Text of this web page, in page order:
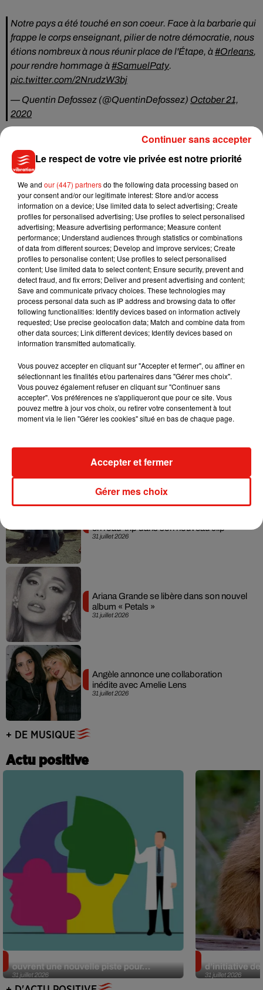
Notre pays a été touché en son coeur. Face à la barbarie qui
frappe le corps enseignant, pilier de notre démocratie, nous
étions nombreux à nous réunir place de l'Étape, à#Orleans,
pour rendre hommage à#SamuelPaty.
pic.twitter.com/2NrudzW3bj
— Quentin Defossez (@QuentinDefossez) October 21,
2020
Un cérémonie d’hommage national présidée par Emmanuel
Macron doit débuter à 19h30, dans la cour d’honneur de la
Sorbonne à Paris.
Musique
5 août 2026
Benny Blanco invite Selena Gomez et
Becky G sur son nouveau single
4 août 2026
live session solaire
4 août 2026
sa tournée mondiale
31 juillet 2026
en road-trip dans son nouveau clip
31 juillet 2026
Ariana Grande se libère dans son nouvel
album « Petals »
31 juillet 2026
Angèle annonce une collaboration
inédite avec Amelie Lens
+ DE MUSIQUE
Actu positive
31 juillet 2026
ouvrent une nouvelle piste pour...
31 juillet 2026
d’initiative
Le respect de votre vie privée est notre priorité
We and our (447) partnersdo the following data processing based on
your consent and/or our legitimate interest: Store and/or access
information on a device; Use limited data to select advertising; Create
profiles for personalised advertising; Use profiles to select personalised
advertising; Measure advertising performance; Measure content
performance; Understand audiences through statistics or combinations
of data from different sources; Develop and improve services; Create
profiles to personalise content; Use profiles to select personalised
content; Use limited data to select content; Ensure security, prevent and
detect fraud, and fix errors; Deliver and present advertising and content;
Save and communicate privacy choices. These technologies may
process personal data such as IP address and browsing data to offer
following functionalities: Identify devices based on information actively
requested; Use precise geolocation data; Match and combine data from
other data sources; Link different devices; Identify devices based on
information transmitted automatically.
Vous pouvez accepter en cliquant sur "Accepter et fermer", ou affiner en
sélectionnant les finalités et/ou partenaires dans "Gérer mes choix".
Vous pouvez également refuser en cliquant sur "Continuer sans
accepter". Vos préférences ne s'appliqueront que pour ce site. Vous
pouvez mettre à jour vos choix, ou retirer votre consentement à tout
moment via le lien "Gérer les cookies" situé en bas de chaque page.
Gérer mes choix
Accepter et fermer
Continuer sans accepter